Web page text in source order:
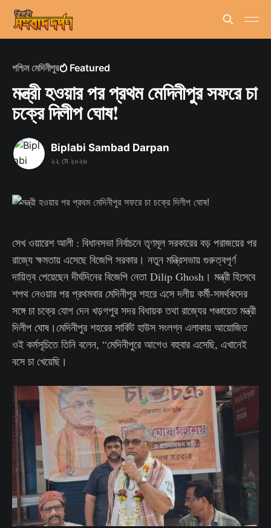
পশ্চিম মেদিনীপুর Featured
মন্ত্রী হওয়ার পর প্রথম মেদিনীপুর সফরে চা
চক্রে দিলীপ ঘোষ!
Biplabi Sambad Darpan
২২ মে ২০২৬
সেখ ওয়ারেশ আলী : বিধানসভা নির্বাচনে তৃণমূল সরকারের বড় পরাজয়ের পর
রাজ্যে ক্ষমতায় এসেছে বিজেপি সরকার। নতুন মন্ত্রিসভায় গুরুত্বপূর্ণ
দায়িত্ব পেয়েছেন দীর্ঘদিনের বিজেপি নেতা Dilip Ghosh। মন্ত্রী হিসেবে
শপথ নেওয়ার পর প্রথমবার মেদিনীপুর শহরে এসে দলীয় কর্মী-সমর্থকদের
সঙ্গে চা চক্রে যোগ দেন খড়গপুর সদর বিধায়ক তথা রাজ্যের পঞ্চায়েত মন্ত্রী
দিলীপ ঘোষ।মেদিনীপুর শহরের সার্কিট হাউস সংলগ্ন এলাকায় আয়োজিত
ওই কর্মসূচিতে তিনি বলেন, “মেদিনীপুরে আগেও বহুবার এসেছি, এখানেই
বসে চা খেয়েছি।